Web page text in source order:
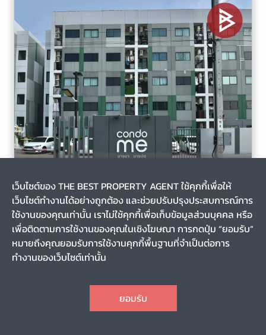
รหัส T-135991
ขายคอนโด มี บางนา-บางบ่อ (Condo Me Bangna-Bangbo)
สมุทรปราการ
0-0-0
25.20
5
1,300,000
เว็บไซต์ของ THE BEST PROPERTY AGENT ใช้คุกกี้เพื่อให้
เว็บไซต์ทำงานได้อย่างถูกต้อง และช่วยปรับปรุงประสบการณ์การ
ใช้งานของคุณเท่านั้น เราไม่ใช้คุกกี้เพื่อเก็บข้อมูลส่วนบุคคล หรือ
เพื่อติดตามการใช้งานของคุณในเชิงโฆษณา การกดปุ่ม “ยอมรับ”
หมายถึงคุณยอมรับการใช้งานคุกกี้พื้นฐานที่จำเป็นต่อการ
ทำงานของเว็บไซต์เท่านั้น
ยอมรับ